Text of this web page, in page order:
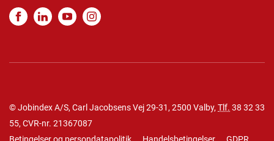
© Jobindex A/S, Carl Jacobsens Vej 29-31, 2500 Valby, Tlf. 38 32 33
55, CVR-nr. 21367087